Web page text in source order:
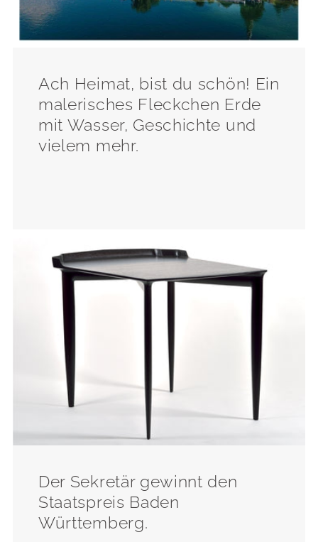
Ach Heimat, bist du schön! Ein
malerisches Fleckchen Erde
mit Wasser, Geschichte und
vielem mehr.
Der Sekretär gewinnt den
Staatspreis Baden
Württemberg.